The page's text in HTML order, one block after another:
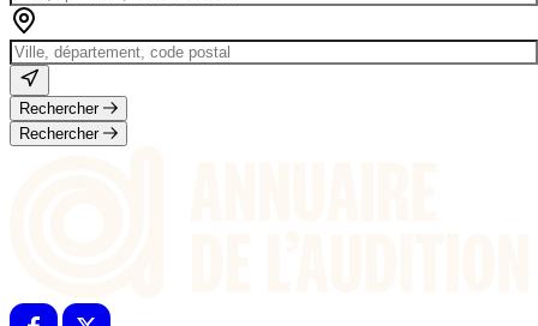
Rechercher
Rechercher